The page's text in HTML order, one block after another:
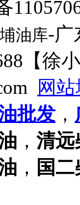
油库-广
【徐
网
批发 ，
， 清远
， 国